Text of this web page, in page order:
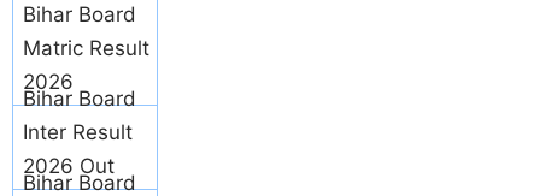
Bihar Board
Matric Result
2026
Bihar Board
Inter Result
2026 Out
Bihar Board